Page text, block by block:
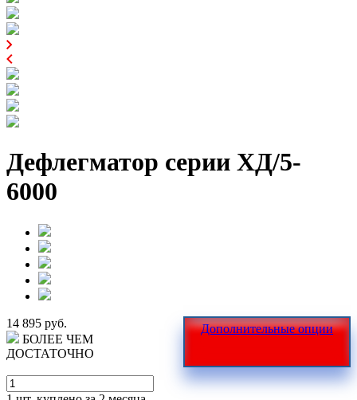
Дефлегматор серии ХД/5-
6000
14 895 руб. Дополнительные опции
БОЛЕЕ ЧЕМ
ДОСТАТОЧНО